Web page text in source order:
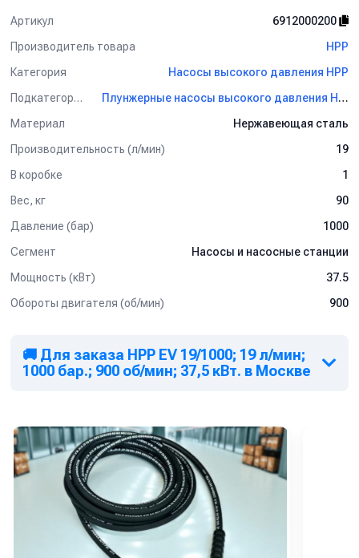
Артикул
6912000200
Производитель товара
HPP
Категория
Насосы высокого давления HPP
Подкатегория
Плунжерные насосы высокого давления HPP
Материал
Нержавеющая сталь
Производительность (л/мин)
19
В коробке
1
Вес, кг
90
Давление (бар)
1000
Сегмент
Насосы и насосные станции
Мощность (кВт)
37.5
Обороты двигателя (об/мин)
900
🚚 Для заказа HPP EV 19/1000; 19 л/мин;
1000 бар.; 900 об/мин; 37,5 кВт. в Москве